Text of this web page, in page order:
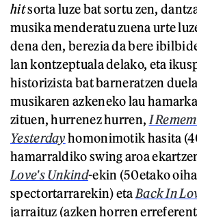
hitsorta luze bat sortu zen,
musika menderatu zuena urte
dena den, berezia da bere
lan kontzeptuala delako, eta
historizista bat barneratzen
musikaren azkeneko lau
zituen, hurrenez hurren, I
Yesterdayhomonimotik hasita
hamarraldiko swing aroa
Love's Unkind-ekin (50etako
spectortarrarekin) eta Back In
jarraituz (azken horren